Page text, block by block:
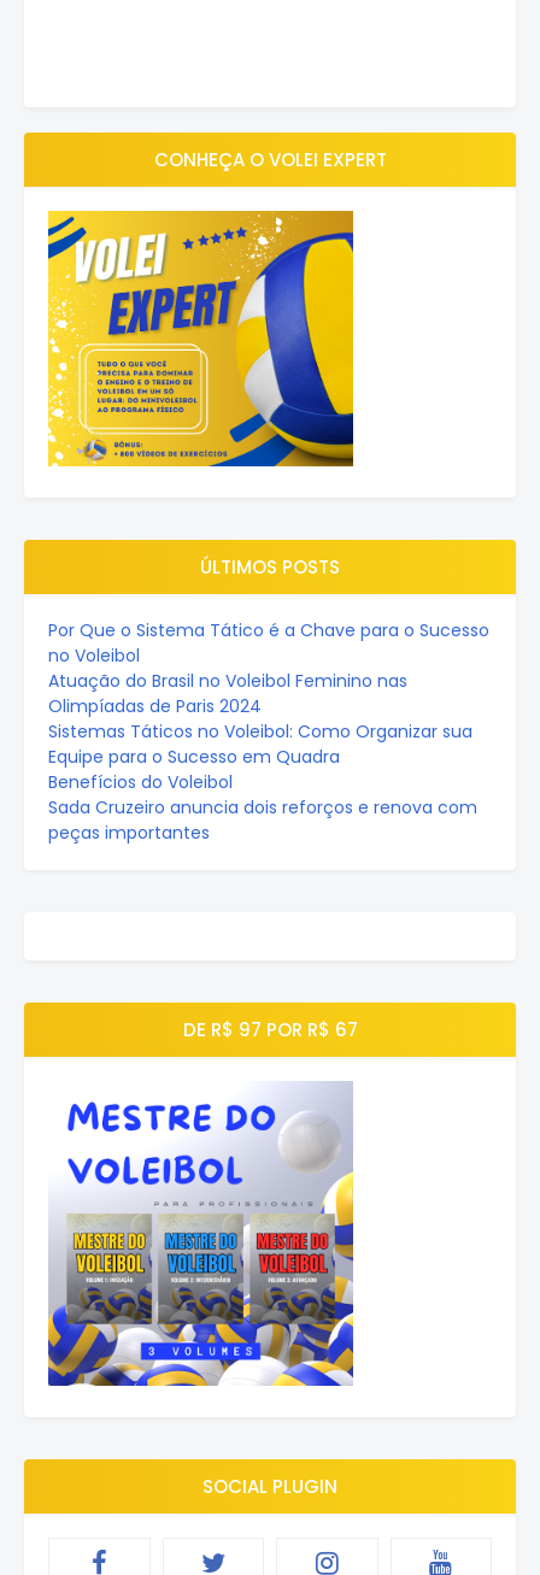
CONHEÇA O VOLEI EXPERT
ÚLTIMOS POSTS
Por Que o Sistema Tático é a Chave para o Sucesso
no Voleibol
Atuação do Brasil no Voleibol Feminino nas
Olimpíadas de Paris 2024
Sistemas Táticos no Voleibol: Como Organizar sua
Equipe para o Sucesso em Quadra
Benefícios do Voleibol
Sada Cruzeiro anuncia dois reforços e renova com
peças importantes
DE R$ 97 POR R$ 67
SOCIAL PLUGIN